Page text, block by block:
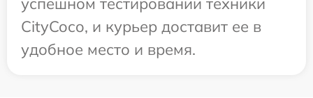
CityCoco, и курьер доставит ее в
удобное место и время.